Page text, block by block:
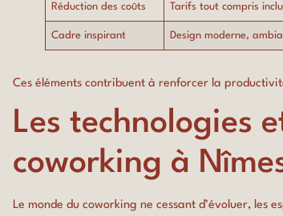
Réduction des coûts Tarifs tout compris
Cadre inspirant Design moderne,
Ces éléments contribuent à renforcer la
Les technologies
coworking à
Le monde du coworking ne cessant d’évoluer, les